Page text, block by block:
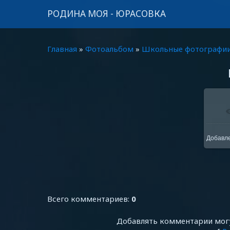
РОДИНА МОЯ - ЮРАСОВКА
Главная » Фотоальбом » Школьные
Всего комментариев: 0
Добавлять комментарии